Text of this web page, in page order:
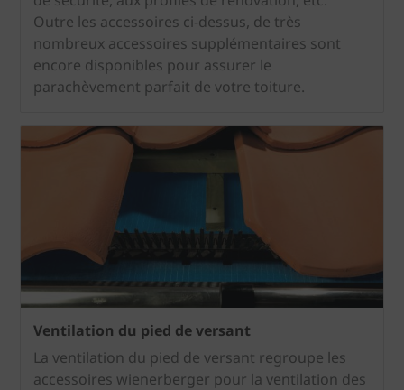
Outre les accessoires ci-dessus, de très
nombreux accessoires supplémentaires sont
encore disponibles pour assurer le
parachèvement parfait de votre toiture.
Ventilation du pied de versant
La ventilation du pied de versant regroupe les
accessoires wienerberger pour la ventilation des